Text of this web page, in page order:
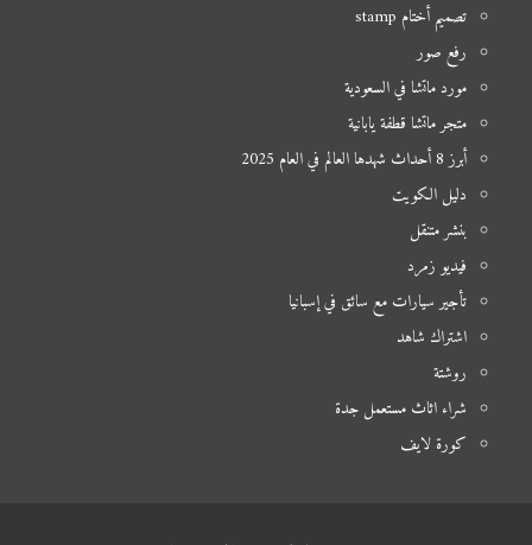
تصميم أختام stamp
رفع صور
مورد ماتشا في السعودية
متجر ماتشا قطفة يابانية
أبرز 8 أحداث شهدها العالم في العام 2025
دليل الكويت
بنشر متنقل
فيديو زمرد
تأجير سيارات مع سائق في إسبانيا
اشتراك شاهد
روشتة
شراء اثاث مستعمل جدة
كورة لايف